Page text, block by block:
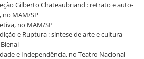
Gilberto Chateaubriand : retrato e auto-
no MAM/SP
no MAM/SP
e Ruptura : síntese de arte e cultura
e Independência, no Teatro Nacional